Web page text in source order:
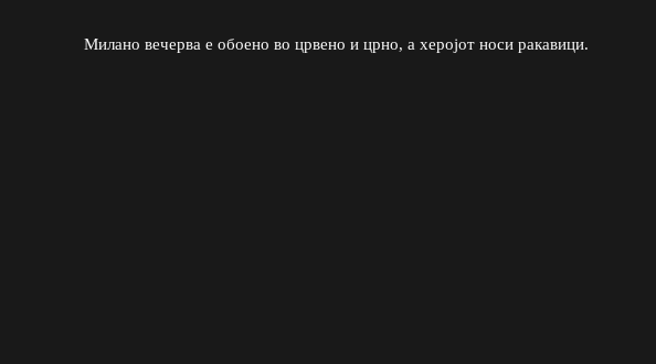
Милано вечерва е обоено во црвено и црно, а херојот носи ракавици.